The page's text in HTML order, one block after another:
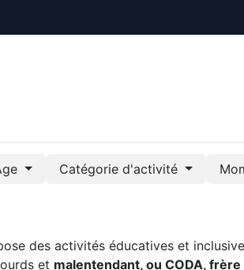
Catégorie d'activité
des activités éducatives et
et malentendant, ou CODA,